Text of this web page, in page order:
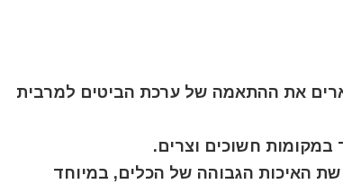
את ההתאמה של ערכת הביטים למרבית
האיכות הגבוהה של הכלים, במיוחד